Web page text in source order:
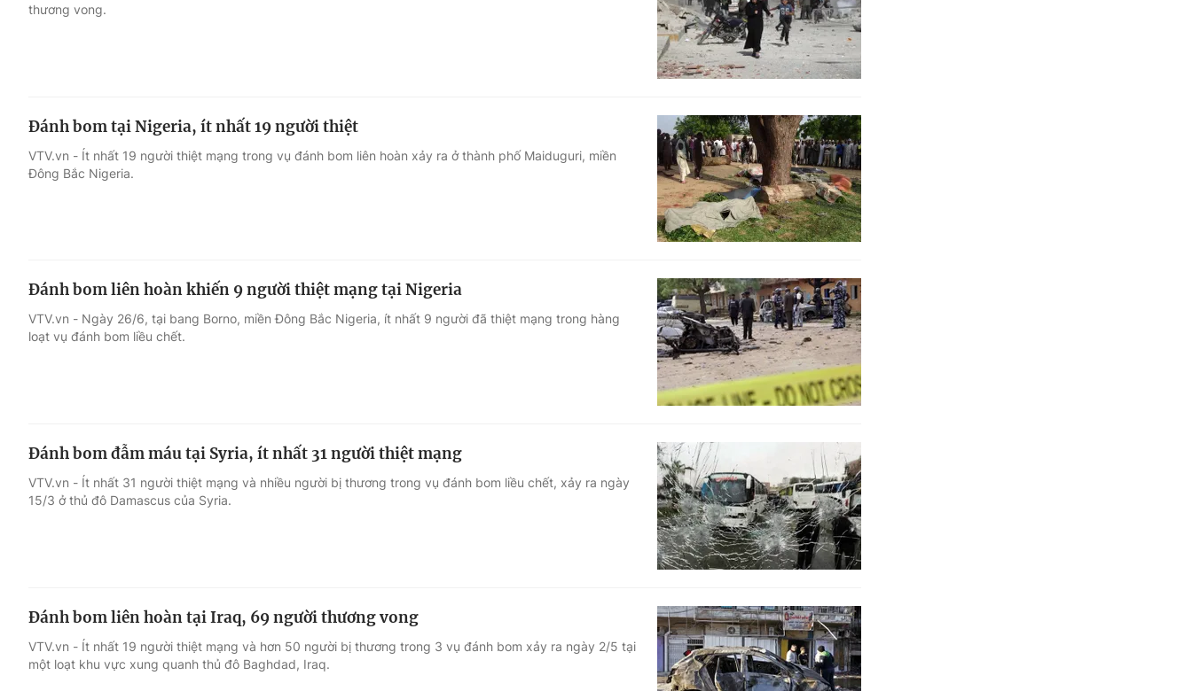
thương vong.
Đánh bom tại Nigeria, ít nhất 19 người thiệt
VTV.vn - Ít nhất 19 người thiệt mạng trong vụ đánh bom liên hoàn xảy ra ở thành phố Maiduguri, miền
Đông Bắc Nigeria.
Đánh bom liên hoàn khiến 9 người thiệt mạng tại Nigeria
VTV.vn - Ngày 26/6, tại bang Borno, miền Đông Bắc Nigeria, ít nhất 9 người đã thiệt mạng trong hàng
loạt vụ đánh bom liều chết.
Đánh bom đẫm máu tại Syria, ít nhất 31 người thiệt mạng
VTV.vn - Ít nhất 31 người thiệt mạng và nhiều người bị thương trong vụ đánh bom liều chết, xảy ra ngày
15/3 ở thủ đô Damascus của Syria.
Đánh bom liên hoàn tại Iraq, 69 người thương vong
VTV.vn - Ít nhất 19 người thiệt mạng và hơn 50 người bị thương trong 3 vụ đánh bom xảy ra ngày 2/5 tại
một loạt khu vực xung quanh thủ đô Baghdad, Iraq.